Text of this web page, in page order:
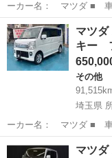
ーカー名： マツダ ■
名： ６６０ ＰＺタ…
大阪 堺市 その他
マツ
キー
その他
埼玉県
ーカー名： マツダ ■
名： ＰＺターボ ス…
埼玉 所沢市 その
マツ